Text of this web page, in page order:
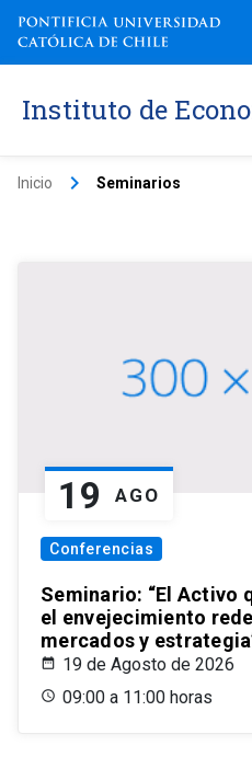
Instituto de
Inicio keyboard_arrow_right Seminarios
19 AGO
Conferencias
Seminario: “El Activo
el envejecimiento
mercados y
19 de Agosto de 2026
09:00 a 11:00 horas